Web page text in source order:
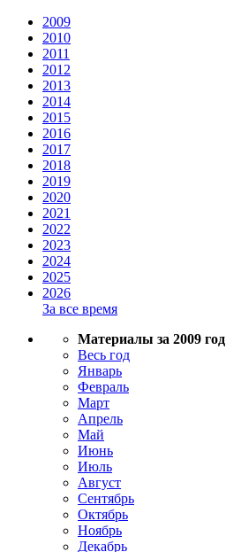
2009
2010
2011
2012
2013
2014
2015
2016
2017
2018
2019
2020
2021
2022
2023
2024
2025
2026
За все время
Материалы за 2009 год
Весь год
Январь
Февраль
Март
Апрель
Май
Июнь
Июль
Август
Сентябрь
Октябрь
Ноябрь
Декабрь